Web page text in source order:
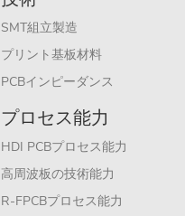
SMT組立製造
プリント基板材料
PCBインピーダンス
プロセス能力
HDI PCBプロセス能力
高周波板の技術能力
R-FPCBプロセス能力